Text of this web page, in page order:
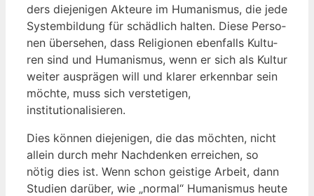
ders die­je­ni­gen Akteu­re im Huma­nis­mus, die jede
Sys­tem­bil­dung für schäd­lich hal­ten. Die­se Per­so­
nen über­se­hen, dass Reli­gio­nen eben­falls Kul­tu­
ren sind und Huma­nis­mus, wenn er sich als Kul­tur
wei­ter aus­prä­gen will und kla­rer erkenn­bar sein
möch­te, muss sich ver­ste­ti­gen,
institutionalisieren.
Dies kön­nen die­je­ni­gen, die das möch­ten, nicht
allein durch mehr Nach­den­ken errei­chen, so
nötig dies ist. Wenn schon geis­ti­ge Arbeit, dann
Stu­di­en dar­über, wie „nor­mal“ Huma­nis­mus heu­te